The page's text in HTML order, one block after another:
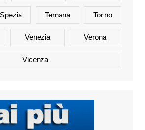
Spezia Ternana Torino
Venezia Verona
Vicenza